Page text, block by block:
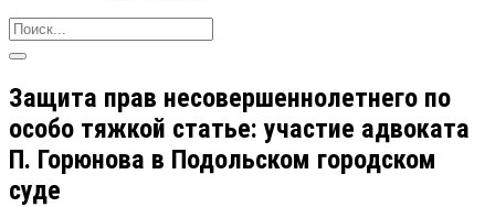
Защита прав несовершеннолетнего по
особо тяжкой статье: участие адвоката
П. Горюнова в Подольском городском
суде